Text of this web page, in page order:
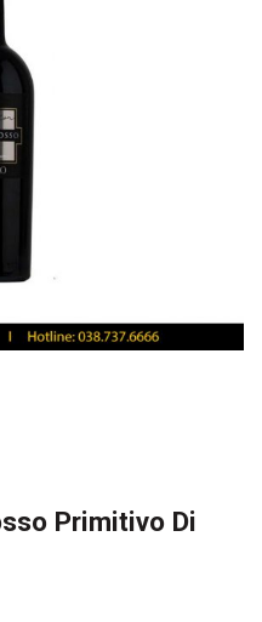
Primitivo Di